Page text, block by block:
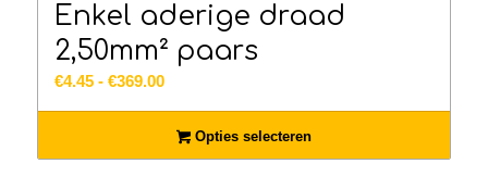
Enkel aderige draad
2,50mm² paars
€4.45 - €369.00Prijsklasse:
tot
€369.00
Opties selecteren